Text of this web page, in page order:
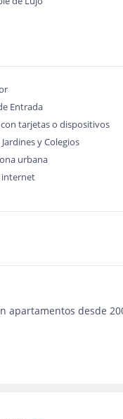
Entrada
con tarjetas o dispositivos
Jardines y Colegios
urbana
internet
apartamentos desde